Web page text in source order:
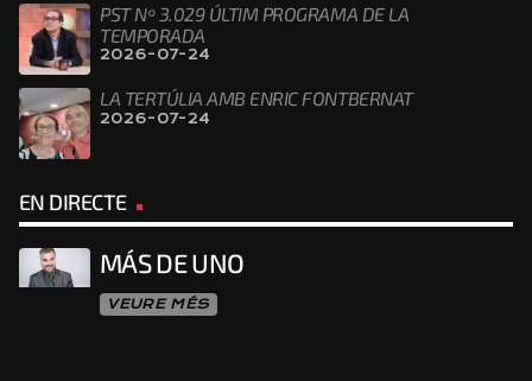
PST Nº 3.029 ÚLTIM PROGRAMA DE LA
TEMPORADA
2026-07-24
LA TERTÚLIA AMB ENRIC FONTBERNAT
2026-07-24
EN DIRECTE
MÁS DE UNO
VEURE MÉS